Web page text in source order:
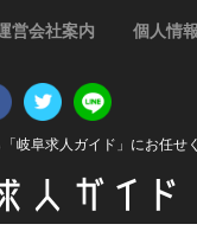
岐阜求人ガイド」にお任せ
営会社案内 個人情